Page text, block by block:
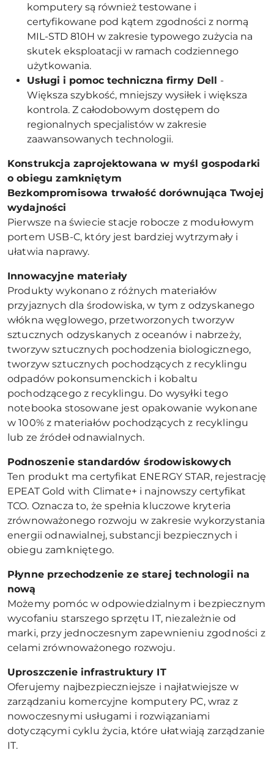
komputery są również testowane i
certyfikowane pod kątem zgodności z normą
MIL-STD 810H w zakresie typowego zużycia na
skutek eksploatacji w ramach codziennego
użytkowania.
Usługi i pomoc techniczna firmy Dell -
Większa szybkość, mniejszy wysiłek i większa
kontrola. Z całodobowym dostępem do
regionalnych specjalistów w zakresie
zaawansowanych technologii.
Konstrukcja zaprojektowana w myśl gospodarki
o obiegu zamkniętym
Bezkompromisowa trwałość dorównująca Twojej
wydajności
Pierwsze na świecie stacje robocze z modułowym
portem USB-C, który jest bardziej wytrzymały i
ułatwia naprawy.
Innowacyjne materiały
Produkty wykonano z różnych materiałów
przyjaznych dla środowiska, w tym z odzyskanego
włókna węglowego, przetworzonych tworzyw
sztucznych odzyskanych z oceanów i nabrzeży,
tworzyw sztucznych pochodzenia biologicznego,
tworzyw sztucznych pochodzących z recyklingu
odpadów pokonsumenckich i kobaltu
pochodzącego z recyklingu. Do wysyłki tego
notebooka stosowane jest opakowanie wykonane
w 100% z materiałów pochodzących z recyklingu
lub ze źródeł odnawialnych.
Podnoszenie standardów środowiskowych
Ten produkt ma certyfikat ENERGY STAR, rejestrację
EPEAT Gold with Climate+ i najnowszy certyfikat
TCO. Oznacza to, że spełnia kluczowe kryteria
zrównoważonego rozwoju w zakresie wykorzystania
energii odnawialnej, substancji bezpiecznych i
obiegu zamkniętego.
Płynne przechodzenie ze starej technologii na
nową
Możemy pomóc w odpowiedzialnym i bezpiecznym
wycofaniu starszego sprzętu IT, niezależnie od
marki, przy jednoczesnym zapewnieniu zgodności z
celami zrównoważonego rozwoju.
Uproszczenie infrastruktury IT
Oferujemy najbezpieczniejsze i najłatwiejsze w
zarządzaniu komercyjne komputery PC, wraz z
nowoczesnymi usługami i rozwiązaniami
dotyczącymi cyklu życia, które ułatwiają zarządzanie
IT.